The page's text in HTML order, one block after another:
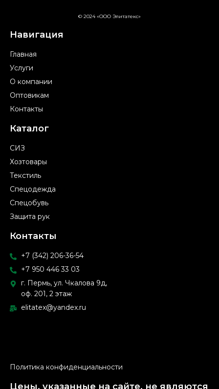
© 2024 «ООО Элитатекс»
Навигация
Главная
Услуги
О компании
Оптовикам
Контакты
Каталог
СИЗ
Хозтовары
Текстиль
Спецодежда
Спецобувь
Защита рук
Контакты
+7 (342) 206-36-54
+7 950 446 33 03
г. Пермь, ул. Чкалова 9д,
оф. 201, 2 этаж
elitatex@yandex.ru
Политика конфиденциальности
Цены, указанные на сайте, не являются